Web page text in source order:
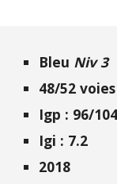
Bleu Niv 3
48/52 voies
Igp : 96/104
Igi : 7.2
2018